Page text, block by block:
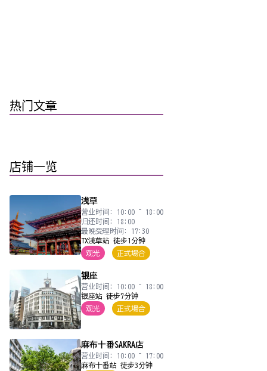
热门文章
店铺一览
浅草
营业时间: 10:00 ~ 18:00
归还时间: 18:00
最晚受理时间: 17:30
TX浅草站 徒步1分钟
观光
正式場合
银座
营业时间: 10:00 ~ 18:00
银座站 徒步7分钟
观光
正式場合
麻布十番SAKRA店
营业时间: 10:00 ~ 17:00
麻布十番站 徒步3分钟